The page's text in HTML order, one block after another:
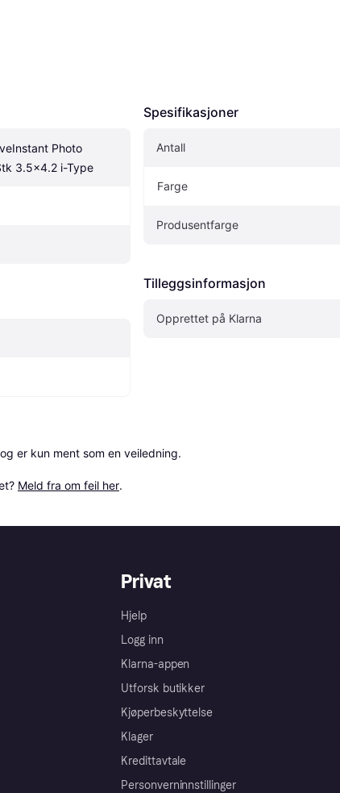
Photo
3.5x4.2 i-Type
Spesifikasjoner
Antall
Farge
Produsentfarge
Tilleggsinformasjon
Opprettet på Klarna
er kun ment som en veiledning.
Meld fra om feil her.
Privat
Hjelp
Logg inn
Klarna-appen
Utforsk butikker
Kjøperbeskyttelse
Klager
Kredittavtale
Personverninnstillinger